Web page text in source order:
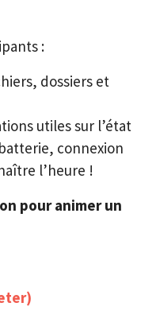
:
dossiers et
utiles sur l’état
connexion
l’heure !
pour animer un